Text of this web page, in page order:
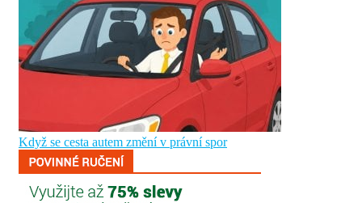
Když se cesta autem změní v právní spor